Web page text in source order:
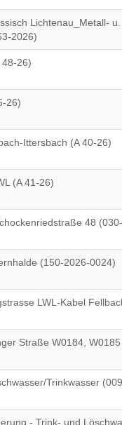
Lichtenau_Metall- u.
2026)
48-26)
26)
Ittersbach (A 40-26)
(A 41-26)
48
(150-2026-0024)
LWL-Kabel
Straße W0184,
Trinkwasser
- Trink- und